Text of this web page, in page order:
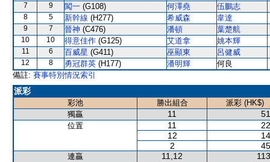
7 9 闖一 (G108) 何澤堯 伍鵬志
8 5 新幹線 (H277) 希威森 韋達
9 7 晉神 (C476) 潘頓 葉楚航
10 10 得意佳作 (G125) 艾道拿 姚本輝
11 6 百威星 (G411) 巫顯東 呂健威
12 8 勇冠群英 (H177) 潘明輝
何良
備註: 賽事特別情況索引
派彩
彩池 勝出組合
派彩 (HK$)
獨贏
11
位置 11
12
2
連贏 11,12